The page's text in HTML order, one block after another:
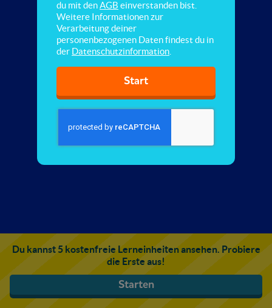
Du kannst 5 kostenfreie Lerneinheiten ansehen. Probiere
die Erste aus!
Starten
du mit denAGB einverstanden bist.
Weitere Informationen zur
Verarbeitung deiner
personenbezogenen Daten findest du in
der Datenschutzinformation
Start